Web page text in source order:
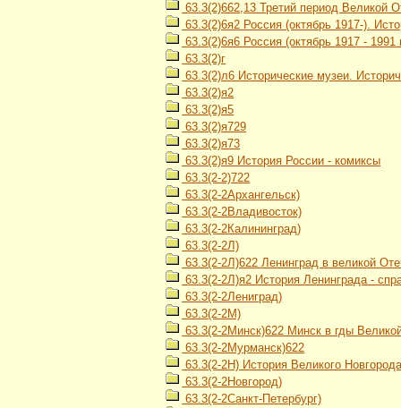
63.3(2)662,13 Третий период Великой
63.3(2)6я2 Россия (октябрь 1917-).
63.3(2)6я6 Россия (октябрь 1917 -
63.3(2)г
63.3(2)л6 Исторические музеи.
63.3(2)я2
63.3(2)я5
63.3(2)я729
63.3(2)я73
63.3(2)я9 История России - комиксы
63.3(2-2)722
63.3(2-2Архангельск)
63.3(2-2Владивосток)
63.3(2-2Калининград)
63.3(2-2Л)
63.3(2-2Л)622 Ленинград в великой
63.3(2-2Л)я2 История Ленинграда -
63.3(2-2Лениград)
63.3(2-2М)
63.3(2-2Минск)622 Минск в гды
63.3(2-2Мурманск)622
63.3(2-2Н) История Великого
63.3(2-2Новгород)
63.3(2-2Санкт-Петербург)